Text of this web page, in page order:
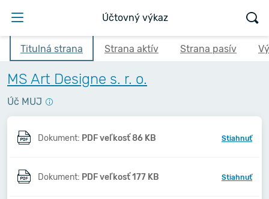
Účtovný výkaz
Titulná strana Strana aktív Strana pasív
MS Art Designe s. r. o.
Úč MUJ
Dokument: PDF veľkosť 86 KB Stiahnuť
Dokument: PDF veľkosť 177 KB Stiahnuť